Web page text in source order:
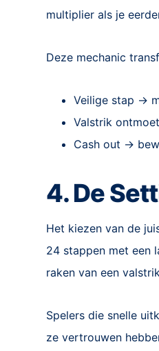
multiplier als je
Deze mechanic
Veilige stap →
Valstrik
Cash out →
4. De
Het kiezen van de
24 stappen met een
raken van een
Spelers die snelle
ze vertrouwen